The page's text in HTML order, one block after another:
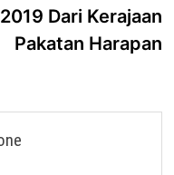
2019 Dari Kerajaan
Pakatan Harapan